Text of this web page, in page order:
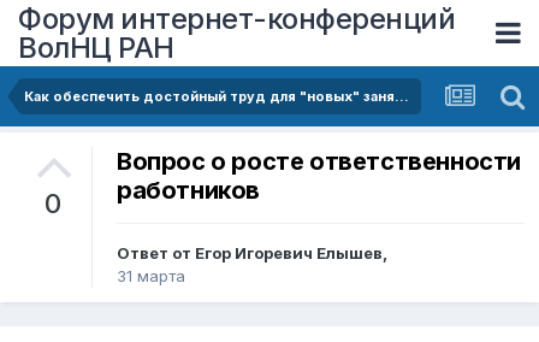
Форум интернет-конференций
ВолНЦ РАН
Как обеспечить достойный труд для "новых" занятых
0
Вопрос о росте ответственности
работников
Ответ от Егор Игоревич Елышев,
31 марта